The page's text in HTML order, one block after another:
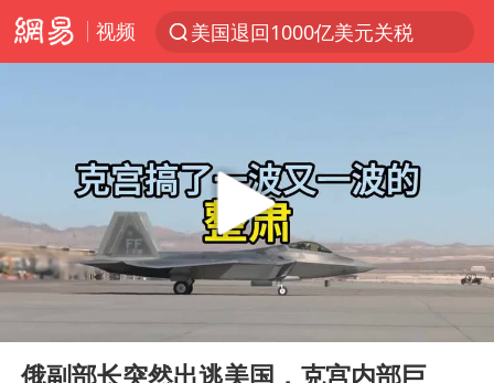
视频
美国退回1000亿美元关税
台风白海豚可能在浙江登陆
38岁山东财大教授刘海明逝世
因凡蒂诺首次公开道歉
13岁少年白天写作业晚上夜市炒粉
《Monica》填词人黎彼得去世
Play
俄副部长突然出逃美国，克宫内部巨